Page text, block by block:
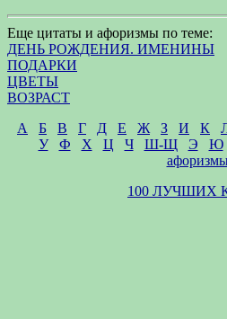
Еще цитаты и афоризмы по теме:
ДЕНЬ РОЖДЕНИЯ. ИМЕНИНЫ
ПОДАРКИ
ЦВЕТЫ
ВОЗРАСТ
А
Б В Г Д Е Ж З И К
У
Ф Х Ц Ч Ш-Щ Э Ю
100 ЛУЧШИХ